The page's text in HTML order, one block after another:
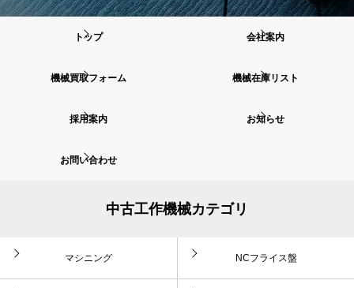
トップ 会社案内
機械買取フォーム 機械在庫リスト
採用案内 お知らせ
お問い合わせ
中古工作機械カテゴリ
マシニング NCフライス盤